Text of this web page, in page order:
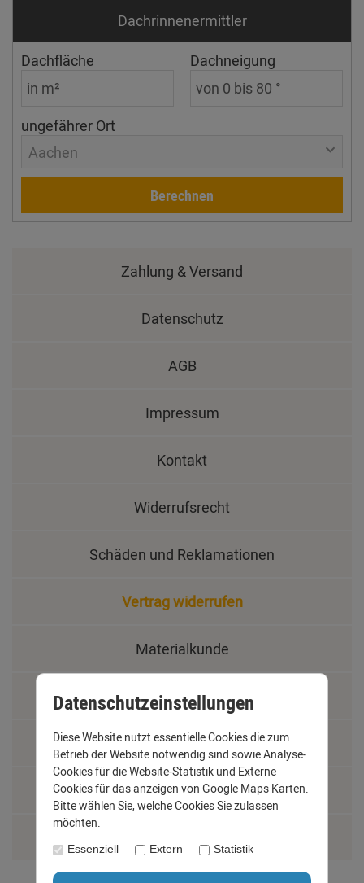
Dachrinnen­ermittler
Dachfläche Dachneigung
ungefährer Ort
Aachen
Berechnen
Zahlung & Versand
Datenschutz
AGB
Impressum
Kontakt
Widerrufsrecht
Schäden und Reklamationen
Vertrag widerrufen
Materialkunde
Fachbegriffe
Jobs
Montage und Installationshilfen
Datenschutzeinstellungen
Diese Website nutzt essentielle Cookies die zum
Betrieb der Website notwendig sind sowie Analyse-
Cookies für die Website-Statistik und Externe
Cookies für das anzeigen von Google Maps Karten.
Bitte wählen Sie, welche Cookies Sie zulassen
möchten.
Essenziell Extern Statistik